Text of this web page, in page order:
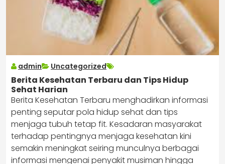
admin Uncategorized
Berita Kesehatan Terbaru dan Tips Hidup
Sehat Harian
Berita Kesehatan Terbaru menghadirkan informasi
penting seputar pola hidup sehat dan tips
menjaga tubuh tetap fit. Kesadaran masyarakat
terhadap pentingnya menjaga kesehatan kini
semakin meningkat seiring munculnya berbagai
informasi mengenai penyakit musiman hingga